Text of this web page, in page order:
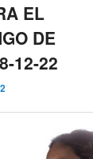
EL
DE
12-22